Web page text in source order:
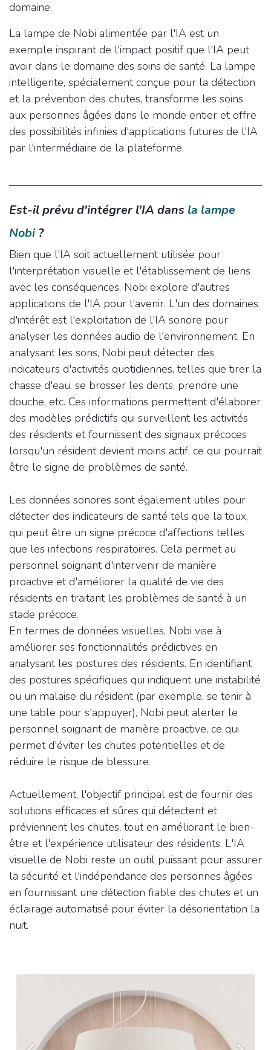
domaine.
La lampe de Nobi alimentée par l'IA est un
exemple inspirant de l'impact positif que l'IA peut
avoir dans le domaine des soins de santé. La lampe
intelligente, spécialement conçue pour la détection
et la prévention des chutes, transforme les soins
aux personnes âgées dans le monde entier et offre
des possibilités infinies d'applications futures de l'IA
par l'intermédiaire de la plateforme.
Est-il prévu d'intégrer l'IA dans la lampe
Nobi?
Bien que l'IA soit actuellement utilisée pour
l'interprétation visuelle et l'établissement de liens
avec les conséquences, Nobi explore d'autres
applications de l'IA pour l'avenir. L'un des domaines
d'intérêt est l'exploitation de l'IA sonore pour
analyser les données audio de l'environnement. En
analysant les sons, Nobi peut détecter des
indicateurs d'activités quotidiennes, telles que tirer la
chasse d'eau, se brosser les dents, prendre une
douche, etc. Ces informations permettent d'élaborer
des modèles prédictifs qui surveillent les activités
des résidents et fournissent des signaux précoces
lorsqu'un résident devient moins actif, ce qui pourrait
être le signe de problèmes de santé.
Les données sonores sont également utiles pour
détecter des indicateurs de santé tels que la toux,
qui peut être un signe précoce d'affections telles
que les infections respiratoires. Cela permet au
personnel soignant d'intervenir de manière
proactive et d'améliorer la qualité de vie des
résidents en traitant les problèmes de santé à un
stade précoce.
En termes de données visuelles, Nobi vise à
améliorer ses fonctionnalités prédictives en
analysant les postures des résidents. En identifiant
des postures spécifiques qui indiquent une instabilité
ou un malaise du résident (par exemple, se tenir à
une table pour s'appuyer), Nobi peut alerter le
personnel soignant de manière proactive, ce qui
permet d'éviter les chutes potentielles et de
réduire le risque de blessure.
Actuellement, l'objectif principal est de fournir des
solutions efficaces et sûres qui détectent et
préviennent les chutes, tout en améliorant le bien-
être et l'expérience utilisateur des résidents. L'IA
visuelle de Nobi reste un outil puissant pour assurer
la sécurité et l'indépendance des personnes âgées
en fournissant une détection fiable des chutes et un
éclairage automatisé pour éviter la désorientation la
nuit.